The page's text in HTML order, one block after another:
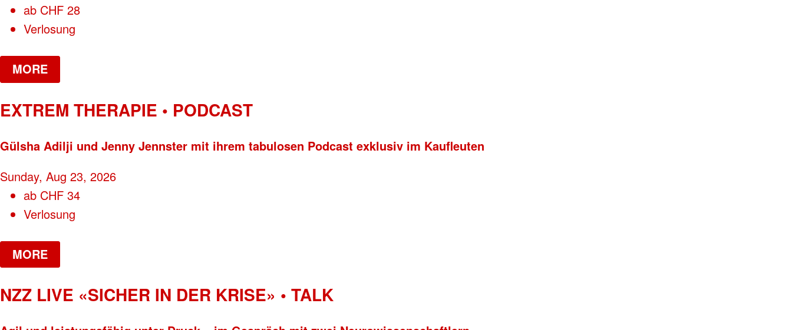
ab CHF 28
Verlosung
MORE
EXTREM THERAPIE • PODCAST
Gülsha Adilji und Jenny Jennster mit ihrem tabulosen Podcast exklusiv im Kaufleuten
Sunday, Aug 23, 2026
ab CHF 34
Verlosung
MORE
NZZ LIVE «SICHER IN DER KRISE» • TALK